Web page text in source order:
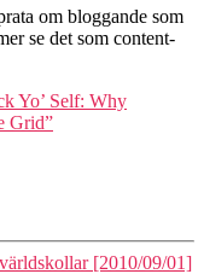
om bloggande som
se det som content-
Yo’ Self: Why
Grid”
[2010/09/01]